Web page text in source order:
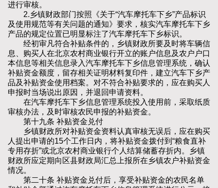
进行审核。
2.乡镇财政部门按照《关于“汽车摩托车下乡”产品标识
及使用规范等有关问题的通知》要求，核实汽车摩托车下乡
产品的规定位置已明显标注了汽车摩托车下乡标识。
经初审凡符合补贴条件的，乡镇财政所要及时将车辆信
息、购买人在北京农村商业银行开立的账户信息及农户户口
本信息等相关信息录入汽车摩托车下乡信息管理系统，确认
补贴资金额度，留存相关证明材料复印件，建立汽车下乡产
品及补贴资金使用档案。对不符合补贴要求的，应在购买人
申报时当场说出原因，并退回申请资料。
在汽车摩托车下乡信息管理系统投入使用前，采取纸质
审核办法，及时审核农民申报的补贴资金。
第十九条 补贴资金兑付
乡镇财政所对补贴资金资料认真审核无误后，应在购买
人提出申请的15个工作日内，将补贴资金拨付到“粮食直补
专用存折”或北京农村商业银行个人结算储蓄存折内。乡镇
财政所应定期向区县财政局汇总上报所在乡镇农户补贴资金
情况。
第二十条 补贴资金兑付后，享受补贴资金的农民名单